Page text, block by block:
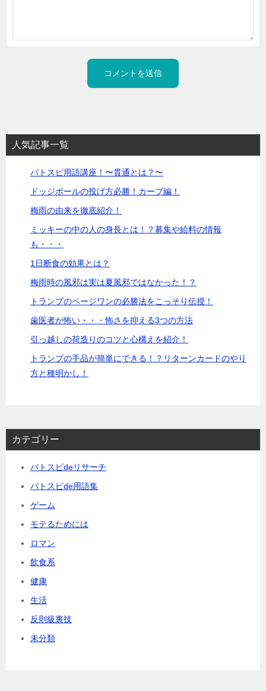
人気記事一覧
バトスピ用語講座！〜貫通とは？〜
ドッジボールの投げ方必勝！カーブ編！
梅雨の由来を徹底紹介！
ミッキーの中の人の身長とは！？募集や給料の情報
も・・・
1日断食の効果とは？
梅雨時の風邪は実は夏風邪ではなかった！？
トランプのページワンの必勝法をこっそり伝授！
歯医者が怖い・・・怖さを抑える3つの方法
引っ越しの荷造りのコツと心構えを紹介！
トランプの手品が簡単にできる！？リターンカードのやり
方と種明かし！
カテゴリー
バトスピdeリサーチ
バトスピde用語集
ゲーム
モテるためには
ロマン
飲食系
健康
生活
反則級裏技
未分類